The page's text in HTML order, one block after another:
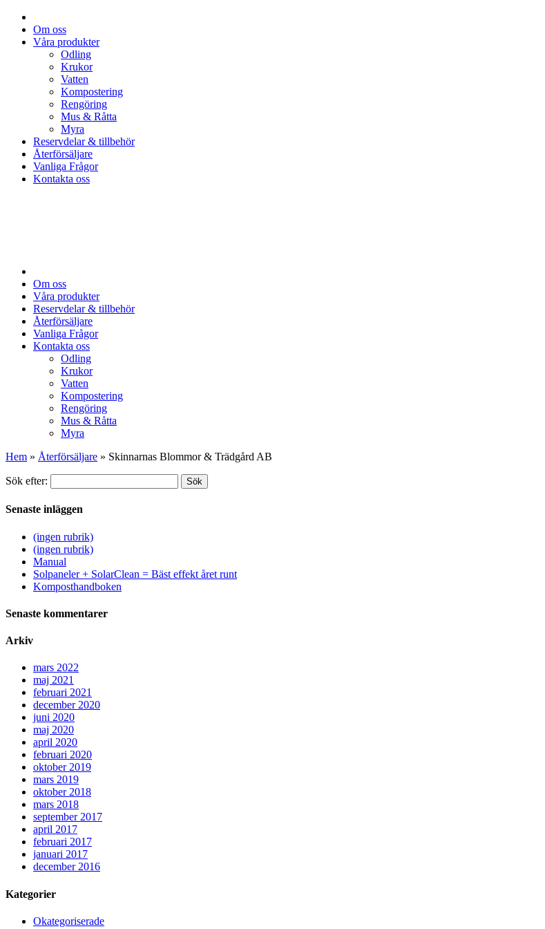
Om oss
Våra produkter
Odling
Krukor
Vatten
Kompostering
Rengöring
Mus & Råtta
Myra
Reservdelar & tillbehör
Återförsäljare
Vanliga Frågor
Kontakta oss
Om oss
Våra produkter
Reservdelar & tillbehör
Återförsäljare
Vanliga Frågor
Kontakta oss
Odling
Krukor
Vatten
Kompostering
Rengöring
Mus & Råtta
Myra
Hem » Återförsäljare » Skinnarnas Blommor & Trädgård AB
Sök efter: Sök
Senaste inläggen
(ingen rubrik)
(ingen rubrik)
Manual
Solpaneler + SolarClean = Bäst effekt året runt
Komposthandboken
Senaste kommentarer
Arkiv
mars 2022
maj 2021
februari 2021
december 2020
juni 2020
maj 2020
april 2020
februari 2020
oktober 2019
mars 2019
oktober 2018
mars 2018
september 2017
april 2017
februari 2017
januari 2017
december 2016
Kategorier
Okategoriserade